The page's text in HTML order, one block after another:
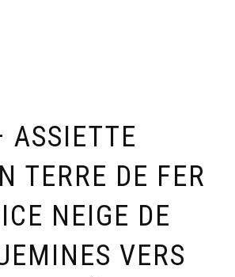
ASSIETTE
TERRE DE FER
NEIGE DE
VERS